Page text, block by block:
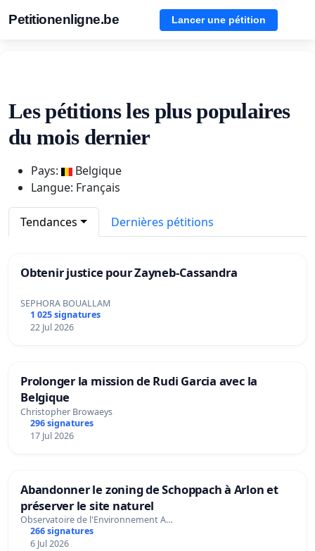
Petitionenligne.be Lancer une pétition
Les pétitions les plus populaires
du mois dernier
Pays:
Belgique
Langue: Français
Tendances Dernières pétitions
Obtenir justice pour Zayneb-Cassandra
SEPHORA BOUALLAM
1 025 signatures
22 Jul 2026
Prolonger la mission de Rudi Garcia avec la
Belgique
Christopher Browaeys
296 signatures
17 Jul 2026
Abandonner le zoning de Schoppach à Arlon et
préserver le site naturel
Observatoire de l'Environnement A…
266 signatures
6 Jul 2026